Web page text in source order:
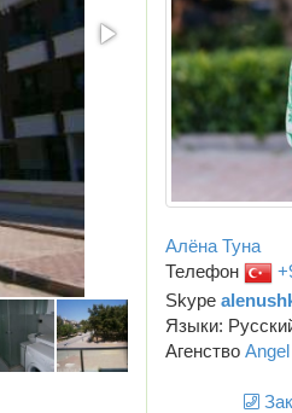
Алёна Туна
Телефон
Skype
Языки:
Агенство